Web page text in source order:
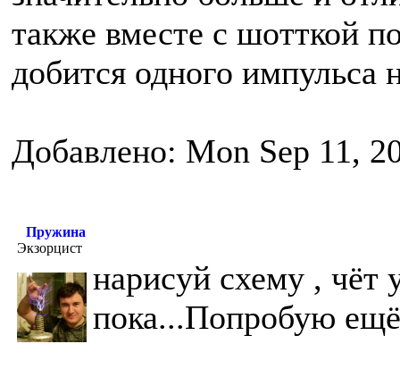
также вместе с шотткой
добится одного импульса
Добавлено: Mon Sep 11,
Пружина
Экзорцист
нарисуй схему , чёт
пока...Попробую